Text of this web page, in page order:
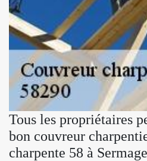
Tous les propriétaires
bon couvreur
charpente 58 à